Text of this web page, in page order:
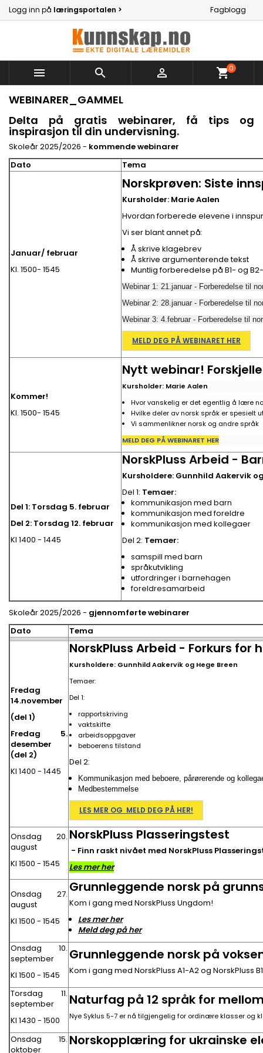
Logg inn på læringsportalen > Fagblogg
   shopping_cart0
WEBINARER_GAMMEL
Delta på gratis webinarer, få tips og
inspirasjon til din undervisning.
Skoleår 2025/2026 - kommende webinarer
Dato
Tema
Januar/ februar
Kl. 1500- 1545
Norskprøven: Siste
Kursholder: Marie Aalen
Hvordan forberede elevene i
Vi ser blant annet på:
Å skrive klagebrev
Å skrive argumenterende tekst
Muntlig forberedelse på B1- og
Webinar 1: 21.januar - Forberedelse til
Webinar 2: 28.januar - Forberedelse til
Webinar 3: 4.februar - Forberedelse til
MELD DEG PÅ WEBINARET HER
Kommer!
Kl. 1500- 1545
Nytt webinar!
Kursholder: Marie Aalen
Hvor vanskelig er det egentlig å lære
Hvilke deler av norsk språk er spesielt
Vi sammenlikner norsk og andre språk
MELD DEG PÅ WEBINARET HER
Del 1: Torsdag 5. februar
Del 2: Torsdag 12. februar
Kl 1400 - 1445
NorskPluss Arbeid -
Kursholdere: Gunnhild Aakervik
Del 1:
kommunikasjon med barn
kommunikasjon med foreldre
kommunikasjon med kollegaer
Del 2: Temaer:
samspill med barn
språkutvikling
utfordringer i barnehagen
foreldresamarbeid
Skoleår 2025/2026 - gjennomførte webinarer
Dato
Tema
Fredag
14.november
(del 1)
Fredag 5.
desember
(del 2)
Kl 1400 - 1445
NorskPluss Arbeid - Forkurs for
Kursholdere: Gunnhild Aakervik og Hege Breen
Temaer:
Del 1:
rapportskriving
vaktskifte
arbeidsoppgaver
beboerens tilstand
Del 2:
Kommunikasjon med beboere, pårørerende og
Medbestemmelse
LES MER OG MELD DEG PÅ HER!
Onsdag 20.
august
Kl 1500 - 1545
NorskPluss Plasseringstest
- Finn raskt nivået med NorskPluss
Les mer her
Onsdag 27.
august
Kl 1500 - 1545
Grunnleggende norsk på
Kom i gang med NorskPluss Ungdom!
Les mer her
Meld deg på her
Onsdag 10.
september
Kl 1500 - 1545
Grunnleggende norsk på
Kom i gang med NorskPluss A1-A2 og NorskPluss B1
Torsdag 11.
september
Kl 1430 - 1500
Naturfag på 12 språk for
Nye Syklus 5-7 er nå tilgjengelig for ordinære klasser og
Onsdag 15.
oktober
Norskopplæring for ukrainske